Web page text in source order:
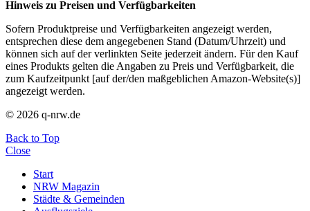
Hinweis zu Preisen und Verfügbarkeiten
Sofern Produktpreise und Verfügbarkeiten angezeigt werden,
entsprechen diese dem angegebenen Stand (Datum/Uhrzeit) und
können sich auf der verlinkten Seite jederzeit ändern. Für den Kauf
eines Produkts gelten die Angaben zu Preis und Verfügbarkeit, die
zum Kaufzeitpunkt [auf der/den maßgeblichen Amazon-Website(s)]
angezeigt werden.
© 2026 q-nrw.de
Back to Top
Close
Start
NRW Magazin
Städte & Gemeinden